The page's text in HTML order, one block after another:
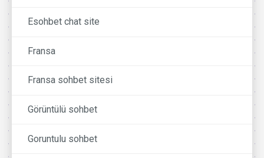
Esohbet chat site
Fransa
Fransa sohbet sitesi
Görüntülü sohbet
Goruntulu sohbet